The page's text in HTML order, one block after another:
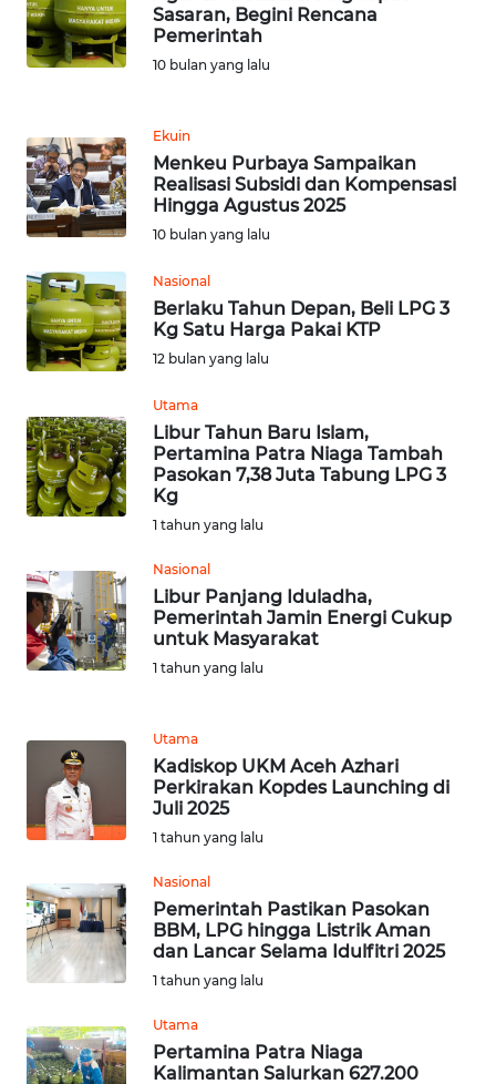
Sasaran, Begini Rencana
Pemerintah
10 bulan yang lalu
Ekuin
Menkeu Purbaya Sampaikan
Realisasi Subsidi dan Kompensasi
Hingga Agustus 2025
10 bulan yang lalu
Nasional
Berlaku Tahun Depan, Beli LPG 3
Kg Satu Harga Pakai KTP
12 bulan yang lalu
Utama
Libur Tahun Baru Islam,
Pertamina Patra Niaga Tambah
Pasokan 7,38 Juta Tabung LPG 3
Kg
1 tahun yang lalu
Nasional
Libur Panjang Iduladha,
Pemerintah Jamin Energi Cukup
untuk Masyarakat
1 tahun yang lalu
Utama
Kadiskop UKM Aceh Azhari
Perkirakan Kopdes Launching di
Juli 2025
1 tahun yang lalu
Nasional
Pemerintah Pastikan Pasokan
BBM, LPG hingga Listrik Aman
dan Lancar Selama Idulfitri 2025
1 tahun yang lalu
Utama
Pertamina Patra Niaga
Kalimantan Salurkan 627.200
WN
WN
PAKPAK
WN
WN
BEKASI
BOGOR
WN
DEPOK
WN
TAPANULI
UTARA
WN
WN
PADANG
LAWAS
SUMEDANG
CIANJUR
WN
KEPULAUAN
SERIBU